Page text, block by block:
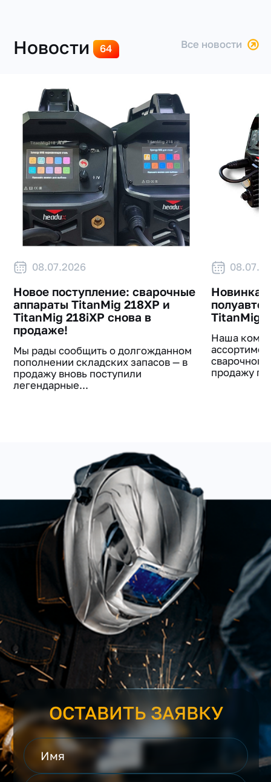
Новости 64 все новости
08.07.2026
Новое поступление: сварочные
аппараты TitanMig 218XP и
TitanMig 218iXP снова в
продаже!
Мы рады сообщить о долгожданном
пополнении складских запасов — в
продажу вновь поступили
легендарные...
Новинка
TitanMig
Наша
продажу
ОСТАВИТЬ ЗАЯВКУ